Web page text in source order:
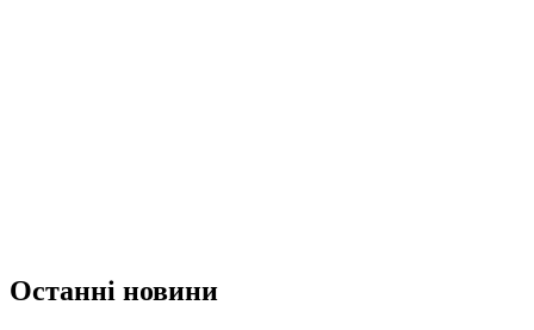
Останні новини